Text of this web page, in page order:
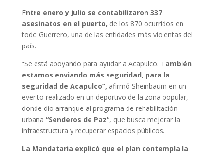
Entre enero y julio se contabilizaron 337
asesinatos en el puerto, de los 870 ocurridos en
todo Guerrero, una de las entidades más violentas del
país.
“Se está apoyando para ayudar a Acapulco. También
estamos enviando más seguridad, para la
seguridad de Acapulco”, afirmó Sheinbaum en un
evento realizado en un deportivo de la zona popular,
donde dio arranque al programa de rehabilitación
urbana “Senderos de Paz”, que busca mejorar la
infraestructura y recuperar espacios públicos.
La Mandataria explicó que el plan contempla la